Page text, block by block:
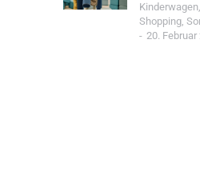
Kinderwagen,
Shopping,
20. Februar